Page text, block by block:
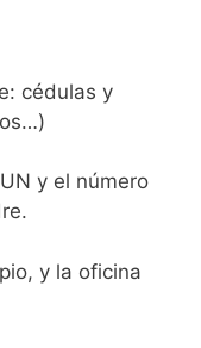
cédulas y
y el número
y la oficina